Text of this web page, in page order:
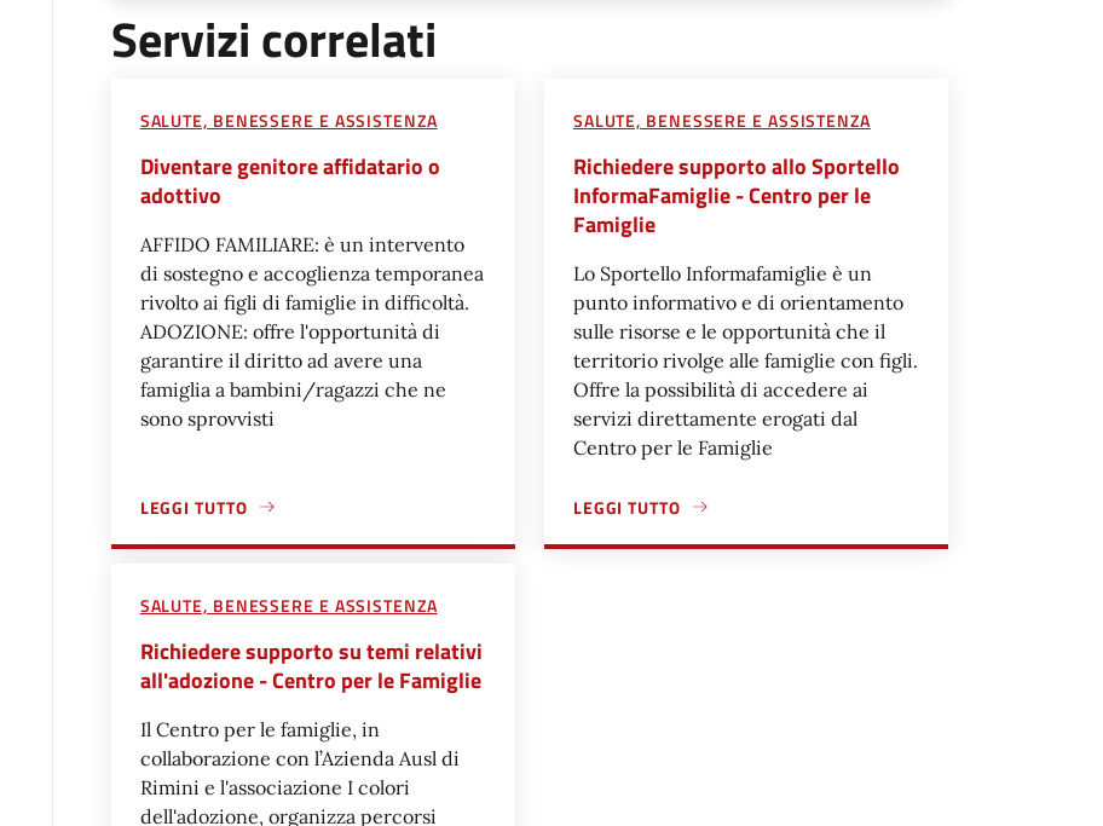
Servizi correlati
SALUTE, BENESSERE E ASSISTENZA
Diventare genitore affidatario o
adottivo
AFFIDO FAMILIARE: è un intervento
di sostegno e accoglienza temporanea
rivolto ai figli di famiglie in difficoltà.
ADOZIONE: offre l'opportunità di
garantire il diritto ad avere una
famiglia a bambini/ragazzi che ne
sono sprovvisti
LEGGI TUTTO
A PROPOSITO DI DIVENTARE GENITORE AFFIDATARIO O ADOTTIVO
SALUTE, BENESSERE E ASSISTENZA
Richiedere supporto allo Sportello
InformaFamiglie - Centro per le
Famiglie
Lo Sportello Informafamiglie è un
punto informativo e di orientamento
sulle risorse e le opportunità che il
territorio rivolge alle famiglie con figli.
Offre la possibilità di accedere ai
servizi direttamente erogati dal
Centro per le Famiglie
LEGGI TUTTO
A PROPOSITO DI RICHIEDERE SUPPORTO ALLO SPORTELLO
SALUTE, BENESSERE E ASSISTENZA
Richiedere supporto su temi relativi
all'adozione - Centro per le Famiglie
Il Centro per le famiglie, in
collaborazione con l’Azienda Ausl di
Rimini e l'associazione I colori
dell'adozione, organizza percorsi